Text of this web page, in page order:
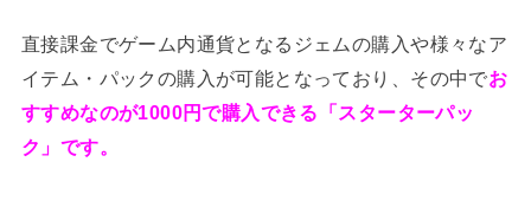
直接課金でゲーム内通貨となるジェムの購入や様々なア
イテム・パックの購入が可能となっており、その中でお
すすめなのが1000円で購入できる「スターターパッ
ク」です。